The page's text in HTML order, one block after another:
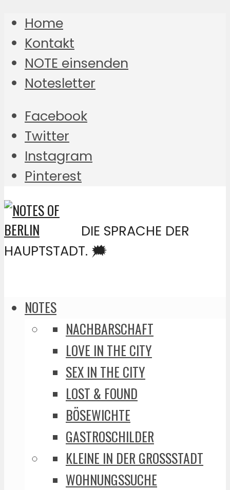
Home
Kontakt
NOTE einsenden
Notesletter
Facebook
Twitter
Instagram
Pinterest
DIE SPRACHE DER
HAUPTSTADT. 🗯️
NOTES
NACHBARSCHAFT
LOVE IN THE CITY
SEX IN THE CITY
LOST & FOUND
BÖSEWICHTE
GASTROSCHILDER
KLEINE IN DER GROSSSTADT
WOHNUNGSSUCHE